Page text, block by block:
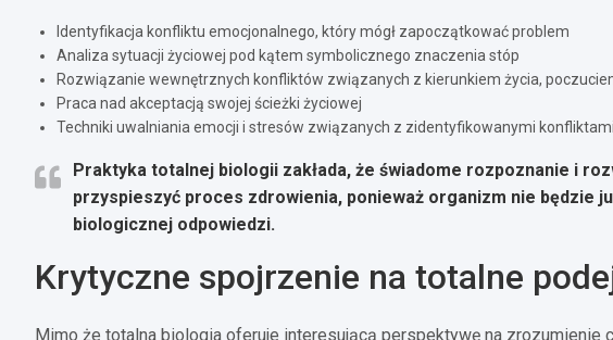
Identyfikacja konfliktu emocjonalnego, który mógł zapoczątkować problem
Analiza sytuacji życiowej pod kątem symbolicznego znaczenia stóp
Rozwiązanie wewnętrznych konfliktów związanych z kierunkiem życia,
Praca nad akceptacją swojej ścieżki życiowej
Techniki uwalniania emocji i stresów związanych z zidentyfikowanymi konfliktami
Praktyka totalnej biologii zakłada, że świadome rozpoznanie i
przyspieszyć proces zdrowienia, ponieważ organizm nie będzie
biologicznej odpowiedzi.
Krytyczne spojrzenie na totalne
Mimo że totalna biologia oferuje interesującą perspektywę na zrozumienie